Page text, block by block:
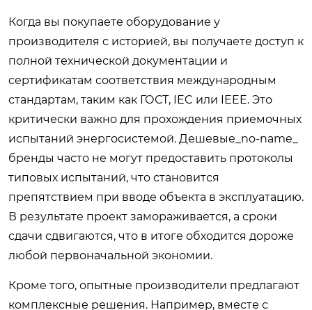
Когда вы покупаете оборудование у
производителя с историей, вы получаете доступ к
полной технической документации и
сертификатам соответствия международным
стандартам, таким как ГОСТ, IEC или IEEE. Это
критически важно для прохождения приемочных
испытаний энергосистемой. Дешевые_no-name_
бренды часто не могут предоставить протоколы
типовых испытаний, что становится
препятствием при вводе объекта в эксплуатацию.
В результате проект замораживается, а сроки
сдачи сдвигаются, что в итоге обходится дороже
любой первоначальной экономии.
Кроме того, опытные производители предлагают
комплексные решения. Например, вместе с